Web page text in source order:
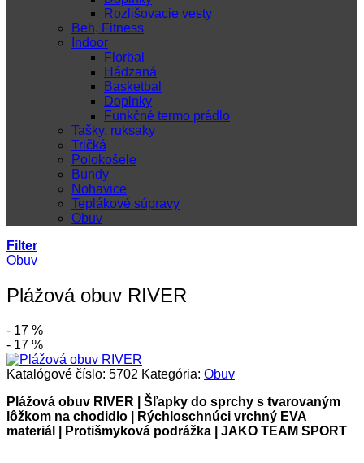
Rozlišovacie vesty
Beh, Fitness
Indoor
Florbal
Hádzaná
Basketbal
Doplnky
Funkčné termo prádlo
Tašky, ruksaky
Tričká
Polokošele
Bundy
Nohavice
Teplákové súpravy
Obuv
Filter
Obuv
Plážová obuv RIVER
- 17 %
- 17 %
Katalógové číslo: 5702 Kategória: Obuv
Plážová obuv RIVER | Šľapky do sprchy s tvarovaným
lôžkom na chodidlo | Rýchloschnúci vrchný EVA
materiál | Protišmyková podrážka | JAKO TEAM SPORT